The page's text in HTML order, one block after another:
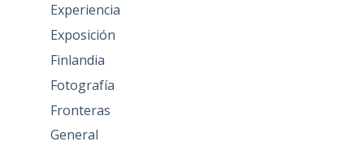
Experiencia
Exposición
Finlandia
Fotografía
Fronteras
General